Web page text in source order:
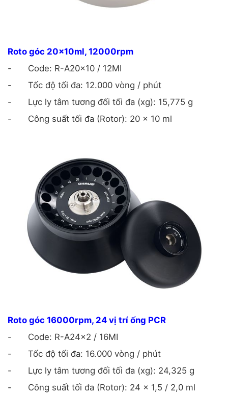
Roto góc 20x10ml, 12000rpm
-
Code: R-A20x10 / 12MI
-
Tốc độ tối đa: 12.000 vòng / phút
-
Lực ly tâm tương đối tối đa (xg): 15,775 g
-
Công suất tối đa (Rotor): 20 x 10 ml
Roto góc 16000rpm, 24 vị trí ống PCR
-
Code: R-A24x2 / 16MI
-
Tốc độ tối đa: 16.000 vòng / phút
-
Lực ly tâm tương đối tối đa (xg): 24,325 g
-
Công suất tối đa (Rotor): 24 x 1,5 / 2,0 ml